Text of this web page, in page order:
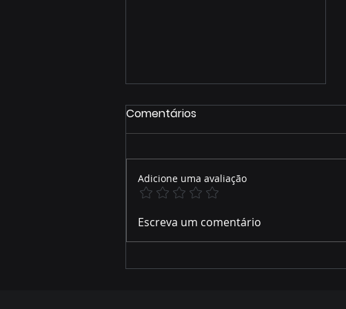
José Alfredo relembra
parte de sua trajetória de
Comentários
Adicione uma avaliação
Escreva um comentário